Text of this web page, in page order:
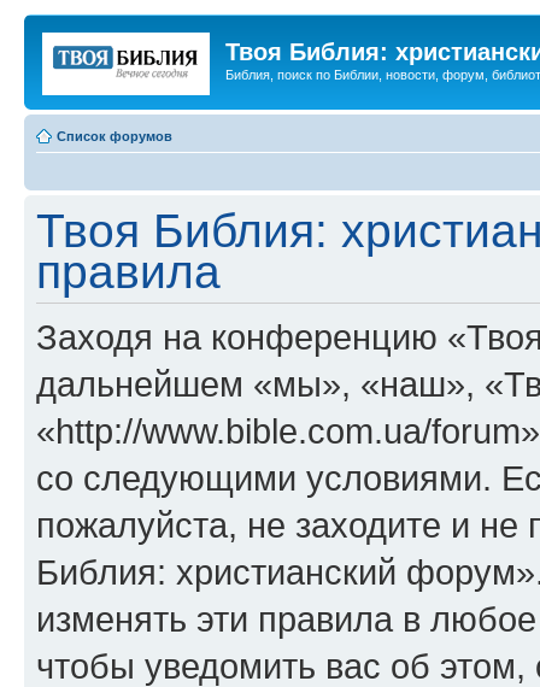
Твоя Библия:
Библия, поиск по Библии, новости, форум,
Список форумов
Твоя Библия:
правила
Заходя на конференцию
дальнейшем «мы», «наш»,
«http://www.bible.com.ua/
со следующими условиями.
пожалуйста, не заходите и
Библия: христианский
изменять эти правила в
чтобы уведомить вас об